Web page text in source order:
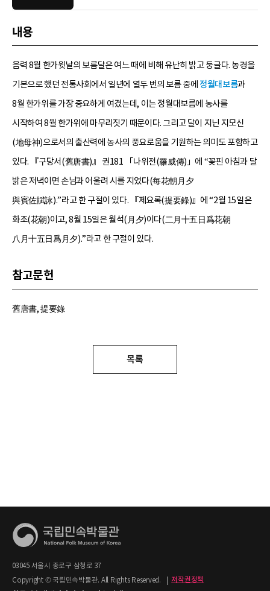
내용
음력 8월 한가윗날의 보름달은 여느 때에 비해 유난히 밝고 둥글다. 농경을
기본으로 했던 전통사회에서 일년에 열두 번의 보름 중에정월대보름과
8월 한가위를 가장 중요하게 여겼는데, 이는 정월대보름에 농사를
시작하여 8월 한가위에 마무리짓기 때문이다. 그리고 달이 지닌 지모신
(地母神)으로서의 출산력에 농사의 풍요로움을 기원하는 의미도 포함하고
있다. 『구당서(舊唐書)』 권181 「나위전(羅威傳)」에 “꽃핀 아침과 달
밝은 저녁이면 손님과 어울려 시를 지었다(每花朝月夕
與賓佐賦詠).”라고 한 구절이 있다. 『제요록(提要錄)』에 “2월 15일은
화조(花朝)이고, 8월 15일은 월석(月夕)이다(二月十五日爲花朝
八月十五日爲月夕).”라고 한 구절이 있다.
참고문헌
舊唐書, 提要錄
목록
03045 서울시 종로구 삼청로 37
Copyright © 국립민속박물관. All Rights Reserved.
저작권정책